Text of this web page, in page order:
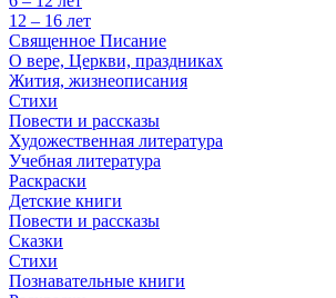
12 – 16 лет
Священное Писание
О вере, Церкви, праздниках
Жития, жизнеописания
Стихи
Повести и рассказы
Художественная литература
Учебная литература
Раскраски
Детские книги
Повести и рассказы
Сказки
Стихи
Познавательные книги